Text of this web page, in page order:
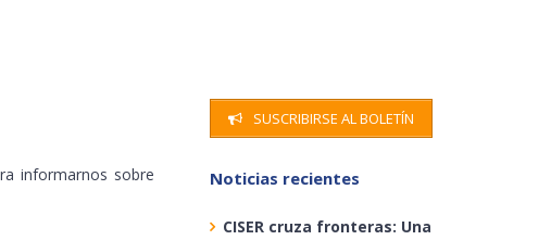
informarnos sobre
SUSCRIBIRSE AL BOLETÍN
Noticias recientes
CISER cruza fronteras: Una